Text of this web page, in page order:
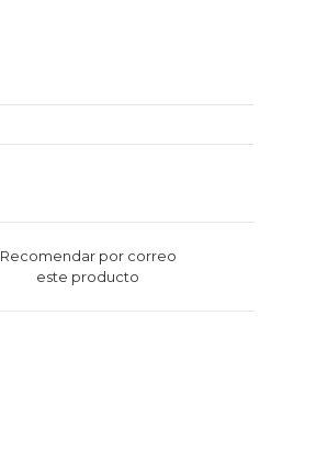
Recomendar por correo
este producto